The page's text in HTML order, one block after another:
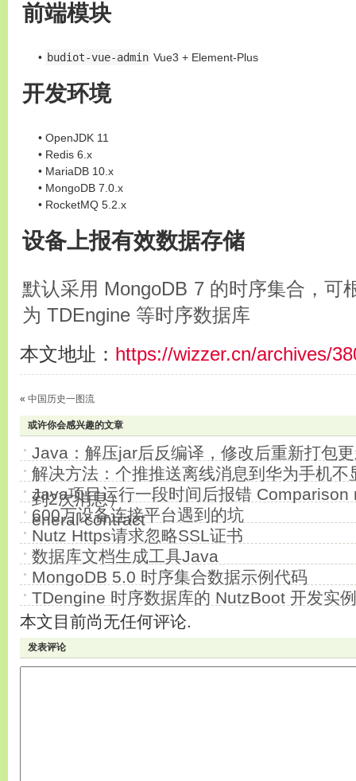
前端模块
budiot-vue-admin Vue3 + Element-Plus
开发环境
OpenJDK 11
Redis 6.x
MariaDB 10.x
MongoDB 7.0.x
RocketMQ 5.2.x
设备上报有效数据存储
默认采用 MongoDB 7 的时序集合，可
为 TDEngine 等时序数据库
本文地址： https://wizzer.cn/archives/
« 中国历史一图流
或许你会感兴趣的文章
Java：解压jar后反编译，修改后重新打包
解决方法：个推推送离线消息到华为手机不
到2次消息）
Java项目运行一段时间后报错
eneral contract
600万设备连接平台遇到的坑
Nutz Https请求忽略SSL证书
数据库文档生成工具Java
MongoDB 5.0 时序集合数据示例代码
TDengine 时序数据库的 NutzBoot 开发实例
本文目前尚无任何评论.
发表评论